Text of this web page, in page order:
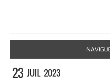
23 JUIL 2023